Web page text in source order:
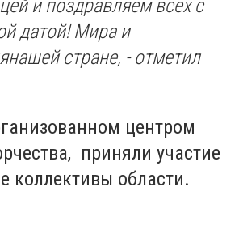
и поздравляем всех с
датой! Мира и
стране, - отметил
центром
приняли участие
коллективы области.